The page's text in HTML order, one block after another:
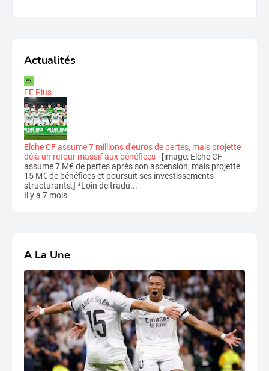
Actualités
FE Plus
Elche CF assume 7 millions d'euros de pertes, mais projette
déjà un retour massif aux bénéfices- [image: Elche CF
assume 7 M€ de pertes après son ascension, mais projette
15 M€ de bénéfices et poursuit ses investissements
structurants.] *Loin de tradu...
Il y a 7 mois
A La Une